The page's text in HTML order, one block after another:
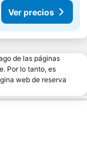
Ver precios
de las páginas
Por lo tanto, es
web de reserva